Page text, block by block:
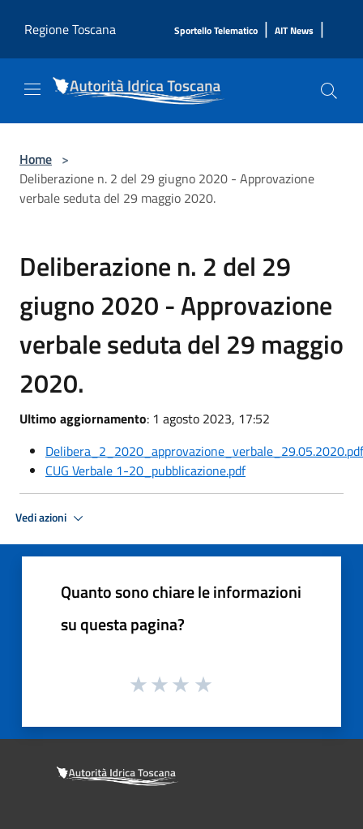
Regione Toscana
Sportello Telematico | AIT News |
Home >
Deliberazione n. 2 del 29 giugno 2020 - Approvazione
verbale seduta del 29 maggio 2020.
Deliberazione n. 2 del 29
giugno 2020 - Approvazione
verbale seduta del 29 maggio
2020.
Ultimo aggiornamento: 1 agosto 2023, 17:52
Delibera_2_2020_approvazione_verbale_29.05.2020.pdf
CUG Verbale 1-20_pubblicazione.pdf
Vedi azioni
Quanto sono chiare le informazioni
su questa pagina?